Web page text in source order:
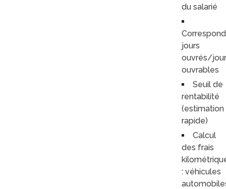
du salarié
jours
ouvrés/
ouvrables
Seuil de
rentabilité
(estimation
rapide)
Calcul
des frais
: véhicules